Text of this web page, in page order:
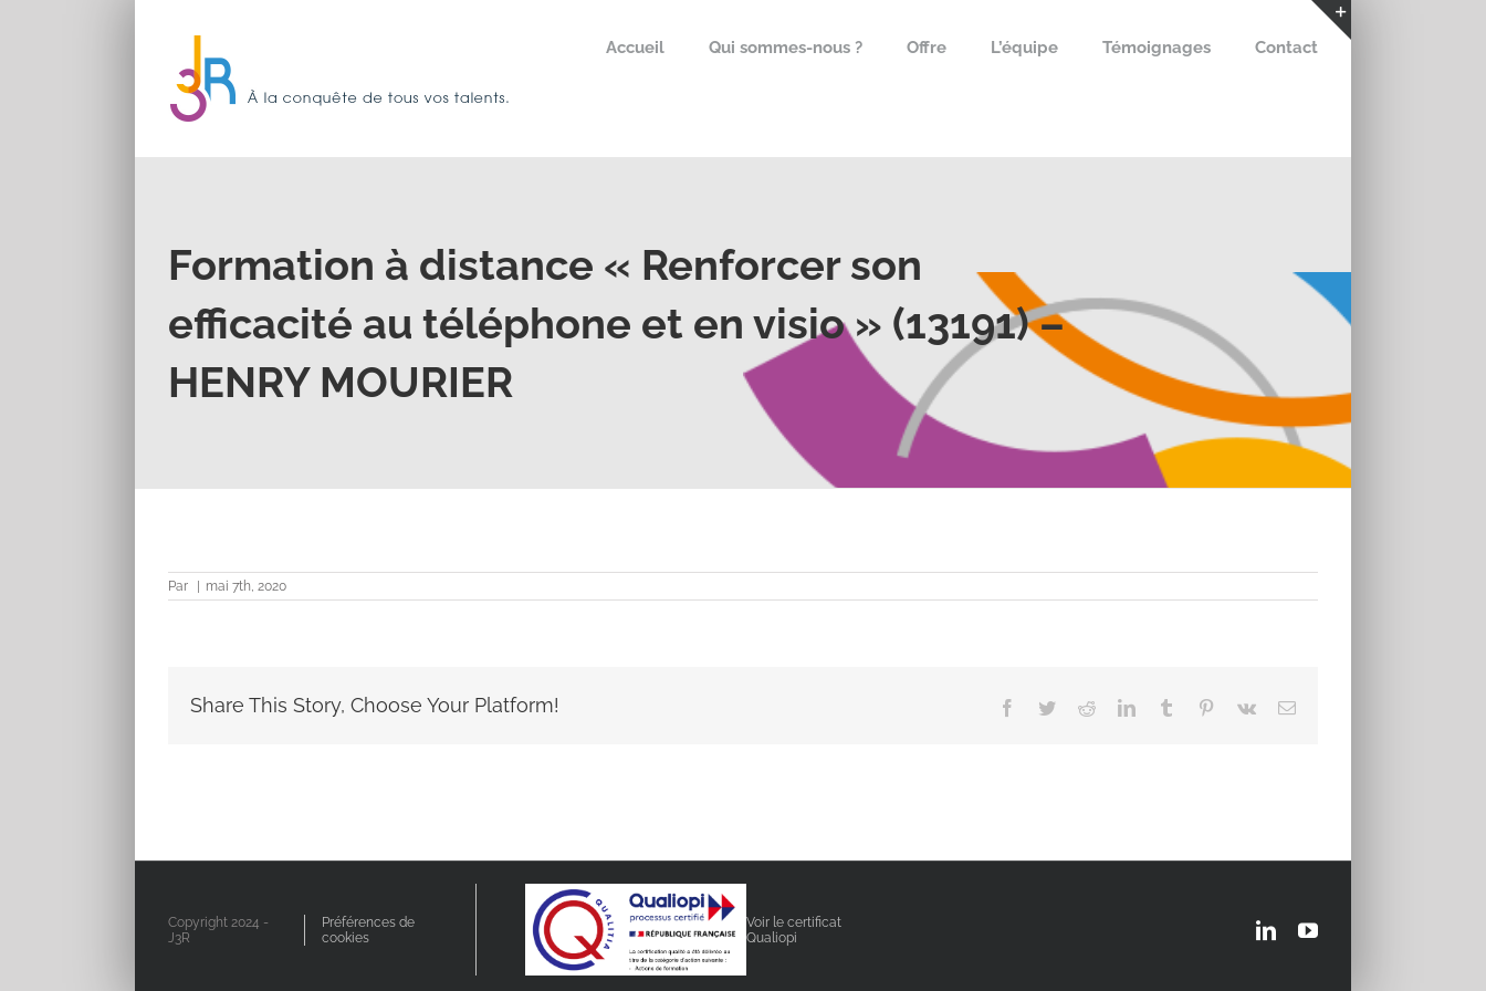
Accueil Qui sommes-nous ? Offre L’équipe Témoignages Contact
Formation à distance « Renforcer son
efficacité au téléphone et en visio » (13191) –
HENRY MOURIER
Par mai 7th, 2020
Share This Story, Choose Your Platform! Facebook
TwitterRedditLinkedInTumblr Pinterest
Vk Email
Copyright 2024 -
J3R
Préférences de
cookies
Voir le certificat
Qualiopi
LinkedInYouTube
la